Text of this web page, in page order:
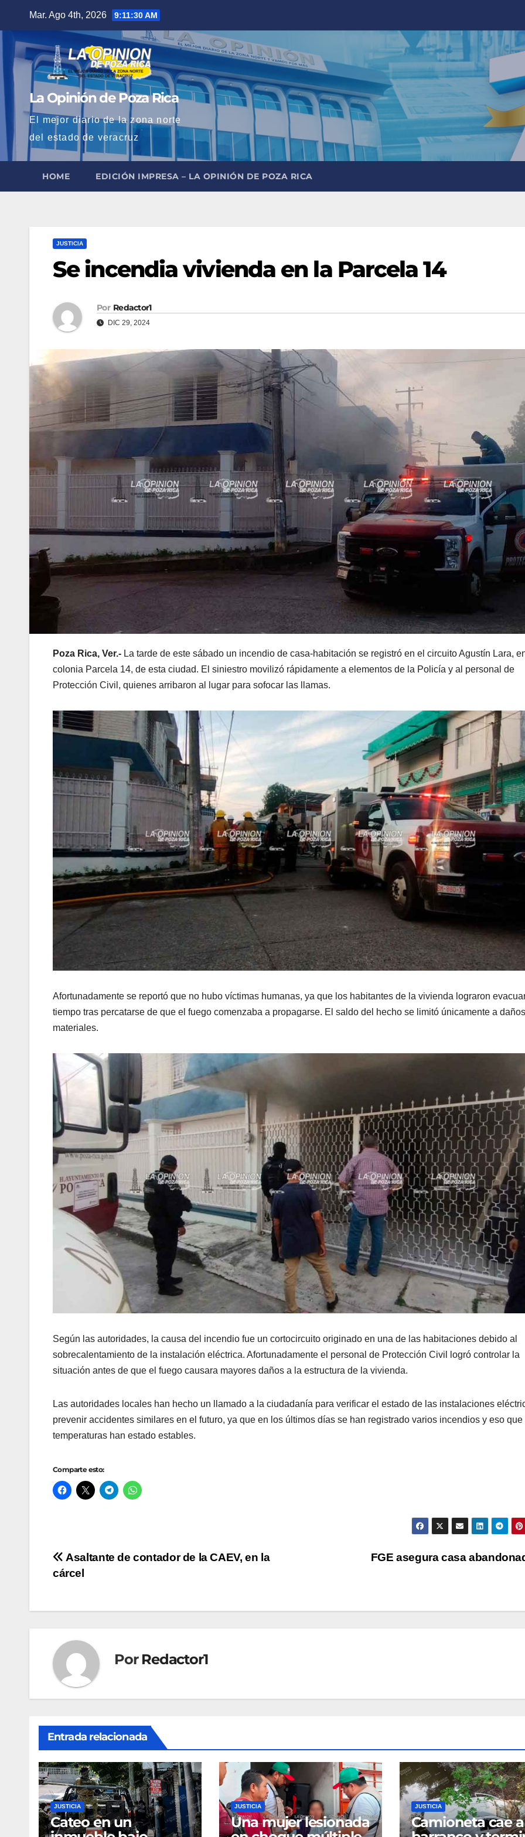
contenido
Mar. Ago 4th, 2026 9:11:31 AM
La Opinión de Poza Rica
El mejor diario de la zona norte
del estado de veracruz
HOME EDICIÓN IMPRESA – LA OPINIÓN DE POZA RICA
JUSTICIA
Se incendia vivienda en la Parcela 14
Por Redactor1
DIC 29, 2024
Poza Rica, Ver.- La tarde de este sábado un incendio de casa-habitación se registró en el circuito Agustín Lara,
colonia Parcela 14, de esta ciudad. El siniestro movilizó rápidamente a elementos de la Policía y al personal de
Protección Civil, quienes arribaron al lugar para sofocar las llamas.
Afortunadamente se reportó que no hubo víctimas humanas, ya que los habitantes de la vivienda lograron
tiempo tras percatarse de que el fuego comenzaba a propagarse. El saldo del hecho se limitó únicamente a daños
materiales.
Según las autoridades, la causa del incendio fue un cortocircuito originado en una de las habitaciones debido al
sobrecalentamiento de la instalación eléctrica. Afortunadamente el personal de Protección Civil logró controlar la
situación antes de que el fuego causara mayores daños a la estructura de la vivienda.
Las autoridades locales han hecho un llamado a la ciudadanía para verificar el estado de las instalaciones
prevenir accidentes similares en el futuro, ya que en los últimos días se han registrado varios incendios y eso que
temperaturas han estado estables.
Comparte esto:
Navegación
entradas
FGE asegura casa
Asaltante de contador de la CAEV, en la
cárcel
Por Redactor1
Entrada relacionada
JUSTICIA
Cateo en un
JUSTICIA
Una mujer lesionada
JUSTICIA
Camioneta cae a